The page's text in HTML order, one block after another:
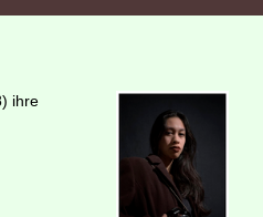
ihre